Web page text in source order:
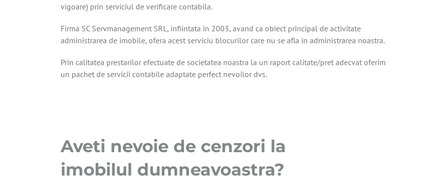
vigoare) prin serviciul de verificare contabila.
Firma SC Servmanagement SRL, infiintata in 2003, avand ca obiect principal de activitate
administrarea de imobile, ofera acest serviciu blocurilor care nu se afla in administrarea noastra.
Prin calitatea prestarilor efectuate de societatea noastra la un raport calitate/pret adecvat oferim
un pachet de servicii contabile adaptate perfect nevoilor dvs.
Aveti nevoie de cenzori la
imobilul dumneavoastra?